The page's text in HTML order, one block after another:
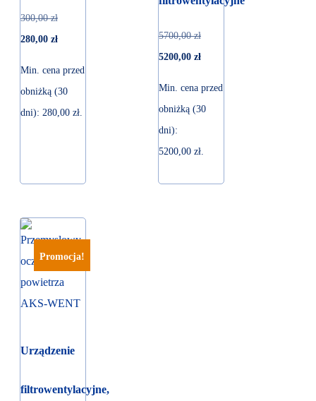
300,00zł
280,00 zł
Min. cena przed
obniżką (30
dni): 280,00 zł
5700,00zł
5200,00 zł
Min. cena przed
obniżką (30
dni):
5200,00 zł
Promocja!
Urządzenie
filtrowentylacyjne,